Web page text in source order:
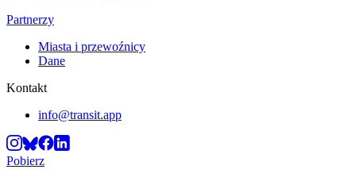
Partnerzy
Miasta i przewoźnicy
Dane
Kontakt
info@transit.app
Pobierz